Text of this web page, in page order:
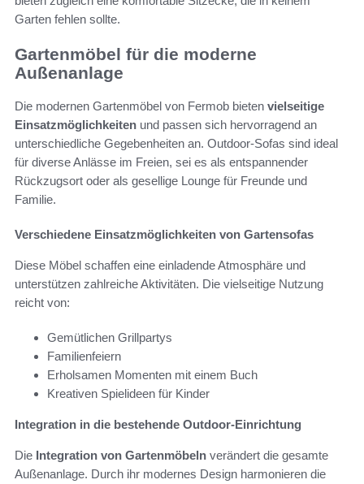
Garten fehlen sollte.
Gartenmöbel für die moderne
Außenanlage
Die modernen Gartenmöbel von Fermob bieten vielseitige
Einsatzmöglichkeiten und passen sich hervorragend an
unterschiedliche Gegebenheiten an. Outdoor-Sofas sind ideal
für diverse Anlässe im Freien, sei es als entspannender
Rückzugsort oder als gesellige Lounge für Freunde und
Familie.
Verschiedene Einsatzmöglichkeiten von Gartensofas
Diese Möbel schaffen eine einladende Atmosphäre und
unterstützen zahlreiche Aktivitäten. Die vielseitige Nutzung
reicht von:
Gemütlichen Grillpartys
Familienfeiern
Erholsamen Momenten mit einem Buch
Kreativen Spielideen für Kinder
Integration in die bestehende Outdoor-Einrichtung
Die Integration von Gartenmöbeln verändert die gesamte
Außenanlage. Durch ihr modernes Design harmonieren die